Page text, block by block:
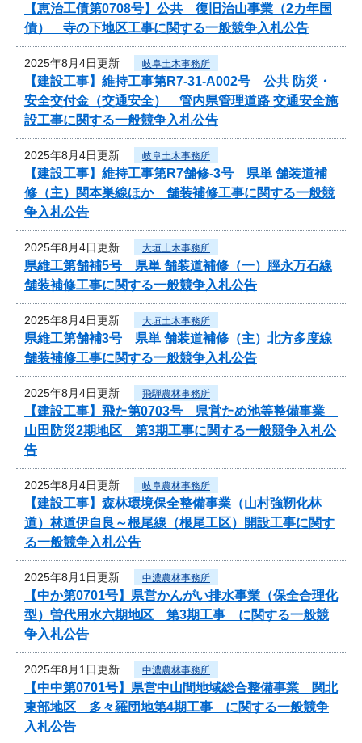
【恵治工債第0708号】公共 復旧治山事業（2カ年国
債） 寺の下地区工事に関する一般競争入札公告
2025年8月4日更新 岐阜土木事務所
【建設工事】維持工事第R7-31-A002号 公共 防災・
安全交付金（交通安全） 管内県管理道路 交通安全施
設工事に関する一般競争入札公告
2025年8月4日更新 岐阜土木事務所
【建設工事】維持工事第R7舗修-3号 県単 舗装道補
修（主）関本巣線ほか 舗装補修工事に関する一般競
争入札公告
2025年8月4日更新 大垣土木事務所
県維工第舗補5号 県単 舗装道補修（一）脛永万石線
舗装補修工事に関する一般競争入札公告
2025年8月4日更新 大垣土木事務所
県維工第舗補3号 県単 舗装道補修（主）北方多度線
舗装補修工事に関する一般競争入札公告
2025年8月4日更新 飛騨農林事務所
【建設工事】飛た第0703号 県営ため池等整備事業
山田防災2期地区 第3期工事に関する一般競争入札公
告
2025年8月4日更新 岐阜農林事務所
【建設工事】森林環境保全整備事業（山村強靭化林
道）林道伊自良～根尾線（根尾工区）開設工事に関す
る一般競争入札公告
2025年8月1日更新 中濃農林事務所
【中か第0701号】県営かんがい排水事業（保全合理化
型）曽代用水六期地区 第3期工事 に関する一般競
争入札公告
2025年8月1日更新 中濃農林事務所
【中中第0701号】県営中山間地域総合整備事業 関北
東部地区 多々羅団地第4期工事 に関する一般競争
入札公告